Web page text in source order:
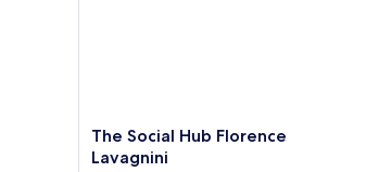
The
Social
The Social Hub Florence
Lavagnini